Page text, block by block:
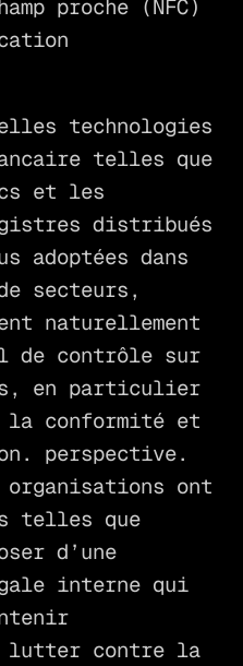
proche (NFC)
technologies
telles que
et les
distribués
adoptées dans
secteurs,
naturellement
de contrôle sur
en particulier
la conformité et
perspective.
organisations ont
telles que
d’une
interne qui
contre la